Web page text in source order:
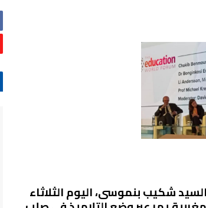
السيد شكيب بنموسى، اليوم الثلاثاء